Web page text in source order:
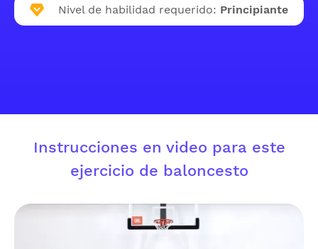
Nivel de habilidad requerido: Principiante
Instrucciones en video para este
ejercicio de baloncesto